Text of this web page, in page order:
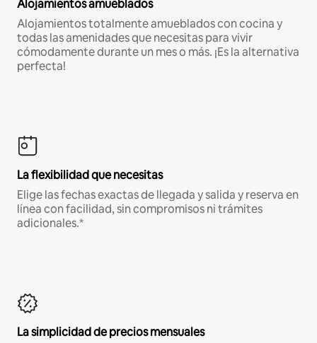
Alojamientos amueblados
Alojamientos totalmente amueblados con cocina y
todas las amenidades que necesitas para vivir
cómodamente durante un mes o más. ¡Es la alternativa
perfecta!
La flexibilidad que necesitas
Elige las fechas exactas de llegada y salida y reserva en
línea con facilidad, sin compromisos ni trámites
adicionales.*
La simplicidad de precios mensuales